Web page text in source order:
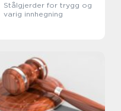
Stålgjerder for trygg og
varig innhegning